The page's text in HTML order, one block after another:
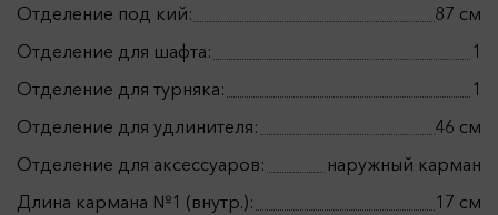
Отделение под кий:
87 см
Отделение для шафта:
1
Отделение для турняка:
1
Отделение для удлинителя:
46 см
Отделение для аксессуаров:
наружный карман
Длина кармана №1 (внутр.):
17 см